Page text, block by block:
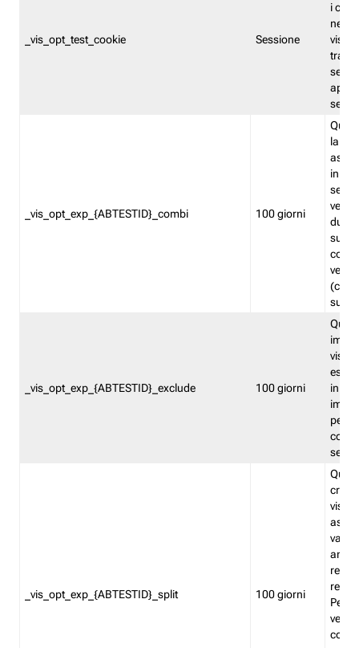
_vis_opt_test_cookie Sessione
i
nel
_vis_opt_exp_{ABTESTID}_combi 100 giorni
la
in
_vis_opt_exp_{ABTESTID}_exclude 100 giorni
in
_vis_opt_exp_{ABTESTID}_split 100 giorni